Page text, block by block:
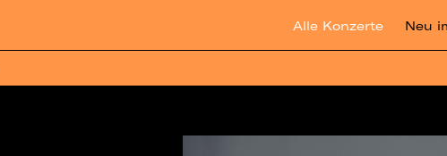
Alle Konzerte Neu